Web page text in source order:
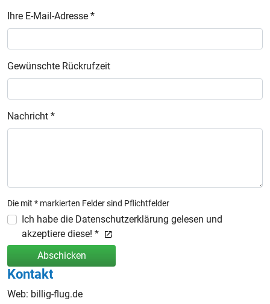
Ihre E-Mail-Adresse *
Gewünschte Rückrufzeit
Nachricht *
Die mit * markierten Felder sind Pflichtfelder
Ich habe die Datenschutzerklärung gelesen und
akzeptiere diese! *
Abschicken
Kontakt
Web: billig-flug.de